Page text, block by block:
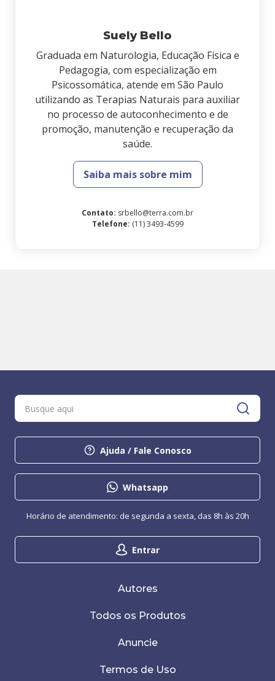
Suely Bello
Graduada em Naturologia, Educação Física e
Pedagogia, com especialização em
Psicossomática, atende em São Paulo
utilizando as Terapias Naturais para auxiliar
no processo de autoconhecimento e de
promoção, manutenção e recuperação da
saúde.
Saiba mais sobre mim
Contato: srbello@terra.com.br
Telefone: (11) 3493-4599
Ajuda / Fale Conosco
Whatsapp
Entrar
Horário de atendimento: de segunda a sexta, das 8h às 20h
Autores
Todos os Produtos
Anuncie
Termos de Uso